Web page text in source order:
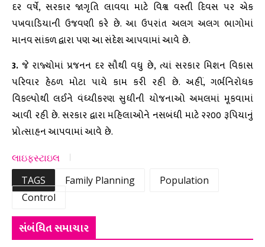
દર વર્ષે, સરકાર જાગૃતિ લાવવા માટે વિશ્વ વસ્તી દિવસ પર એક
પખવાડિયાની ઉજવણી કરે છે. આ ઉપરાંત અલગ અલગ ભાગોમાં
માનવ સાંકળ દ્વારા પણ આ સંદેશ આપવામાં આવે છે.
3. જે રાજ્યોમાં પ્રજનન દર સૌથી વધુ છે, ત્યાં સરકાર મિશન વિકાસ
પરિવાર હેઠળ મોટા પાયે કામ કરી રહી છે. અહીં, ગર્ભનિરોધક
વિકલ્પોથી લઈને વંધ્યીકરણ સુધીની યોજનાઓ અમલમાં મૂકવામાં
આવી રહી છે. સરકાર દ્વારા મહિલાઓને નસબંધી માટે ૨૨૦૦ રૂપિયાનું
પ્રોત્સાહન આપવામાં આવે છે.
લાઇફસ્ટાઇલ
TAGS
Family Planning
Population
Control
સંબંધિત સમાચાર